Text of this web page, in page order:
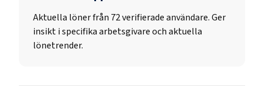
Aktuella löner från 72 verifierade användare. Ger
insikt i specifika arbetsgivare och aktuella
lönetrender.